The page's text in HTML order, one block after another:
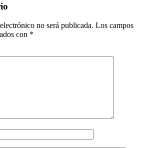
no será publicada. Los campos
con *